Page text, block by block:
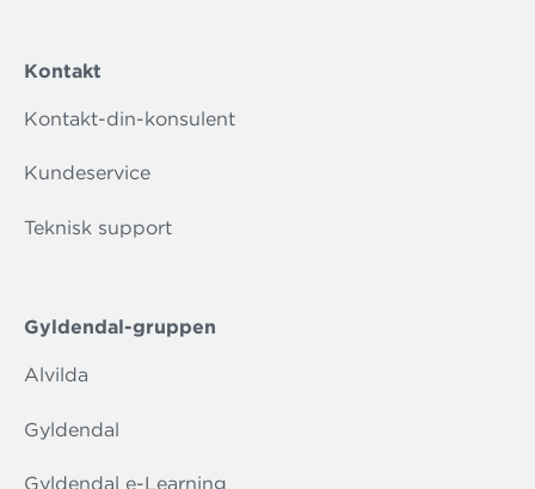
Kontakt
Kontakt-din-konsulent
Kundeservice
Teknisk support
Gyldendal-gruppen
Alvilda
Gyldendal
Gyldendal e-Learning